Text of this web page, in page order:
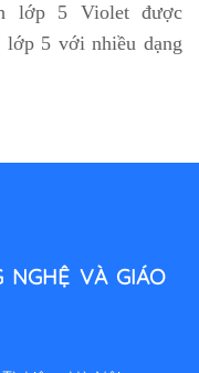
lớp 5 Violet được
5 với nhiều dạng
NGHỆ VÀ GIÁO